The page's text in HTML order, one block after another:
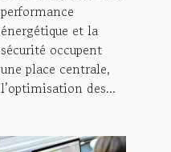
électriques
modernes ?
performance
énergétique et la
sécurité occupent
une place centrale,
l’optimisation des...